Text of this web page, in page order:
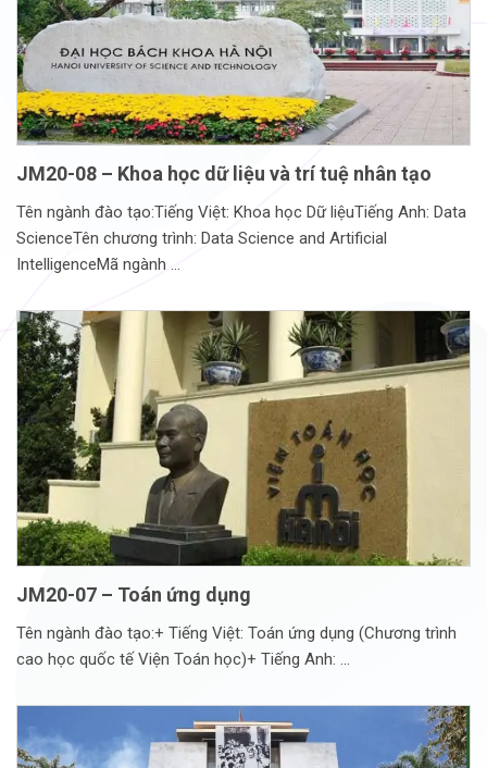
JM20-08 – Khoa học dữ liệu và trí tuệ nhân tạo
Tên ngành đào tạo:Tiếng Việt: Khoa học Dữ liệuTiếng Anh: Data
ScienceTên chương trình: Data Science and Artificial
IntelligenceMã ngành
JM20-07 – Toán ứng dụng
Tên ngành đào tạo:+ Tiếng Việt: Toán ứng dụng (Chương trình
cao học quốc tế Viện Toán học)+ Tiếng Anh: